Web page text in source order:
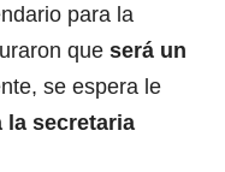
para la
que será un
se espera le
la secretaria